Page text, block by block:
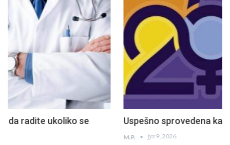
Uspešno sprovedena kampanja „25 za 25“